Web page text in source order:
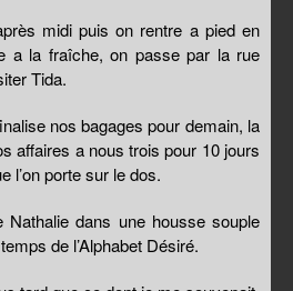
midi puis on rentre a pied en
a la fraîche, on passe par la rue
Tida.
nos bagages pour demain, la
affaires a nous trois pour 10 jours
l’on porte sur le dos.
Nathalie dans une housse souple
de l’Alphabet Désiré.